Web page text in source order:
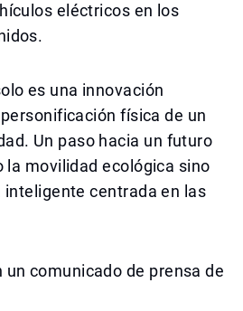
eléctricos en los
es una innovación
física de un
Un paso hacia un futuro
la movilidad ecológica sino
centrada en las
un comunicado de prensa de